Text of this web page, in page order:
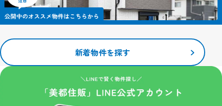
ただし、クッキーを受け入れない設定にすると、当サイトのいくつ
かのサービス・機能が正しく作動しない場合もありますので、ご了
承ください。
安全管理措置
取得した個人情報について、漏えい、滅失又はき損の防止等、その
管理のために必要かつ適切な安全管理措置を講じます。また、取得
した個人情報を取り扱う従業者や委託先（再委託先を含みます）に
対して、必要かつ適切な監督を行います。
新着物件を探す